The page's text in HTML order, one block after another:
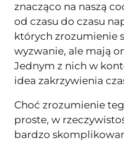
znacząco na naszą
od czasu do czasu
których zrozumienie
wyzwanie, ale mają
Jednym z nich w
idea zakrzywienia
Choć zrozumienie
proste, w
bardzo